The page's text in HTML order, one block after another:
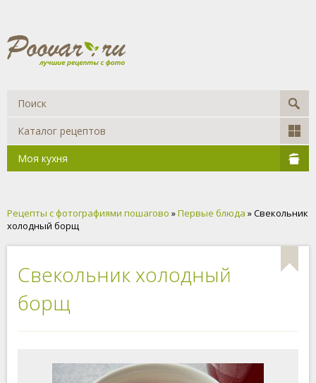
Каталог рецептов
Моя кухня
Рецепты с фотографиями пошагово »Первые блюда » Свекольник
холодный борщ
Свекольник холодный
борщ